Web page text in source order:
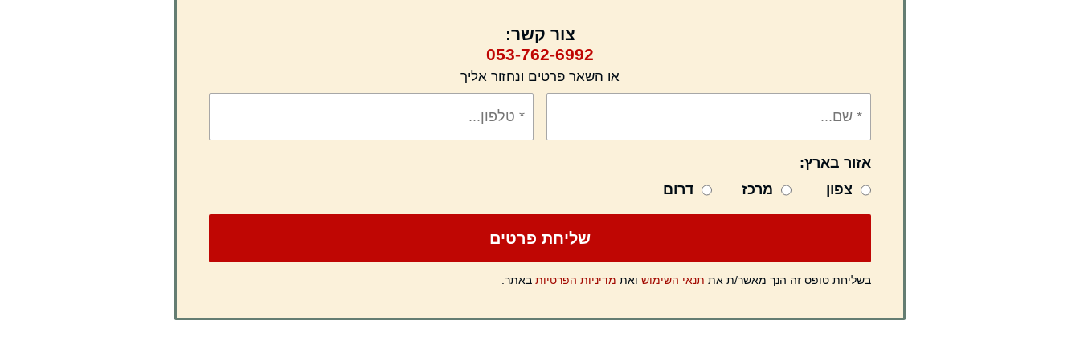
צור קשר:
053-762-6992
או השאר פרטים ונחזור אליך
אזור בארץ:
צפון
מרכז דרום
בשליחת טופס זה הנך מאשר/ת את תנאי השימוש ואת מדיניות הפרטיות באתר.